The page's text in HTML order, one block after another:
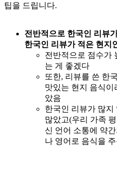
팁을 드립니다.
전반적으로 한국인 리뷰
한국인 리뷰가 적은 현지
전반적으로 점수가
는 게 좋겠다
또한, 리뷰를 쓴 한
맛있는 현지 음식
았음
한국인 리뷰가 많
많았고(우리 가족
신 언어 소통에 약
나 영어로 음식을